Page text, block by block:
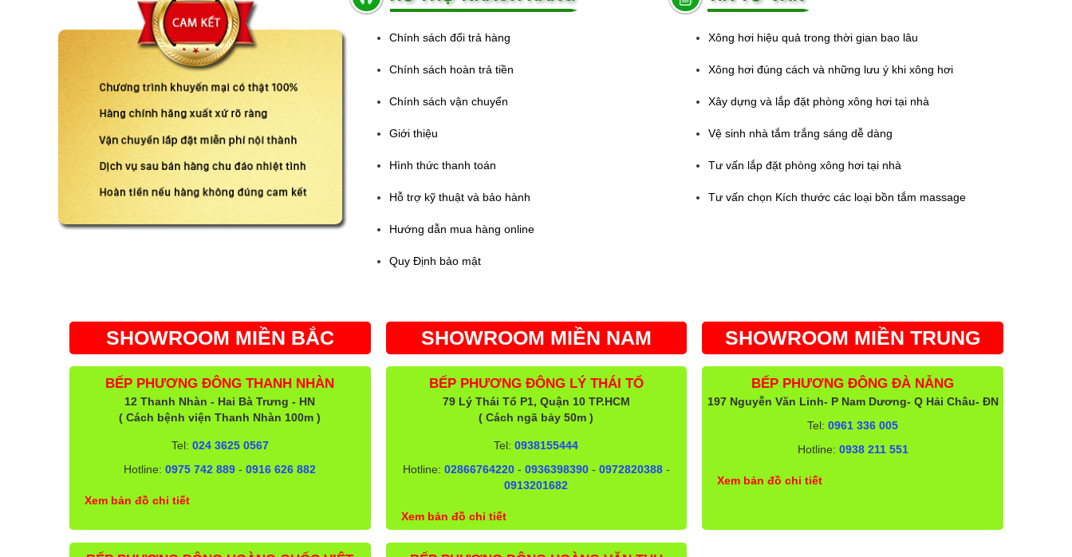
Chính sách đổi trả hàng
Chính sách hoàn trả tiền
Chính sách vận chuyển
Giới thiệu
Hình thức thanh toán
Hỗ trợ kỹ thuật và bảo hành
Hướng dẫn mua hàng online
Quy Định bảo mật
Xông hơi hiệu quả trong thời gian bao lâu
Xông hơi đúng cách và những lưu ý khi xông hơi
Xây dựng và lắp đặt phòng xông hơi tại nhà
Vệ sinh nhà tắm trắng sáng dễ dàng
Tư vấn lắp đặt phòng xông hơi tại nhà
Tư vấn chọn Kích thước các loại bồn tắm massage
SHOWROOM MIỀN BẮC
BẾP PHƯƠNG ĐÔNG THANH NHÀN
12 Thanh Nhàn - Hai Bà Trưng - HN
( Cách bệnh viện Thanh Nhàn 100m )
Tel: 024 3625 0567
Hotline:0975 742 889 -0916 626 882
Xem bản đồ chi tiết
SHOWROOM MIỀN NAM
BẾP PHƯƠNG ĐÔNG LÝ THÁI TỔ
79 Lý Thái Tổ P1, Quận 10 TP.HCM
( Cách ngã bảy 50m )
Tel:0938155444
Hotline: 02866764220- 0936398390- 0972820388-
0913201682
Xem bản đồ chi tiết
SHOWROOM MIỀN TRUNG
BẾP PHƯƠNG ĐÔNG ĐÀ NẴNG
197 Nguyễn Văn Linh- P Nam Dương- Q Hải Châu- ĐN
Tel:0961 336 005
Hotline: 0938 211 551
Xem bản đồ chi tiết